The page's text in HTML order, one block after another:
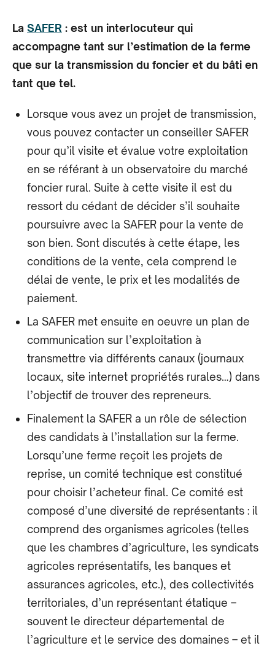
La SAFER : est un interlocuteur qui
accompagne tant sur l’estimation de la ferme
que sur la transmission du foncier et du bâti en
tant que tel.
Lorsque vous avez un projet de transmission,
vous pouvez contacter un conseiller SAFER
pour qu’il visite et évalue votre exploitation
en se référant à un observatoire du marché
foncier rural. Suite à cette visite il est du
ressort du cédant de décider s’il souhaite
poursuivre avec la SAFER pour la vente de
son bien. Sont discutés à cette étape, les
conditions de la vente, cela comprend le
délai de vente, le prix et les modalités de
paiement.
La SAFER met ensuite en œuvre un plan de
communication sur l’exploitation à
transmettre via différents canaux (journaux
locaux, site internet propriétés rurales…) dans
l’objectif de trouver des repreneurs.
Finalement la SAFER a un rôle de sélection
des candidats à l’installation sur la ferme.
Lorsqu’une ferme reçoit les projets de
reprise, un comité technique est constitué
pour choisir l’acheteur final. Ce comité est
composé d’une diversité de représentants : il
comprend des organismes agricoles (telles
que les chambres d’agriculture, les syndicats
agricoles représentatifs, les banques et
assurances agricoles, etc.), des collectivités
territoriales, d’un représentant étatique –
souvent le directeur départemental de
l’agriculture et le service des domaines – et il